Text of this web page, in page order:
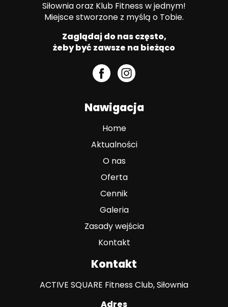
Siłownia oraz Klub Fitness w jednym!
Miejsce stworzone z myślą o Tobie.
Zaglądaj do nas często,
żeby być zawsze na bieżąco
Nawigacja
Home
Aktualności
O nas
Oferta
Cennik
Galeria
Zasady wejścia
Kontakt
Kontakt
ACTIVE SQUARE Fitness Club, Siłownia
Adres